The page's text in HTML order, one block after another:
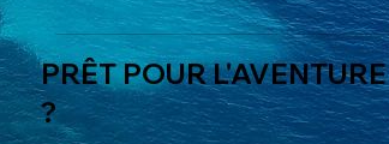
PRÊT POUR L'AVENTURE
?